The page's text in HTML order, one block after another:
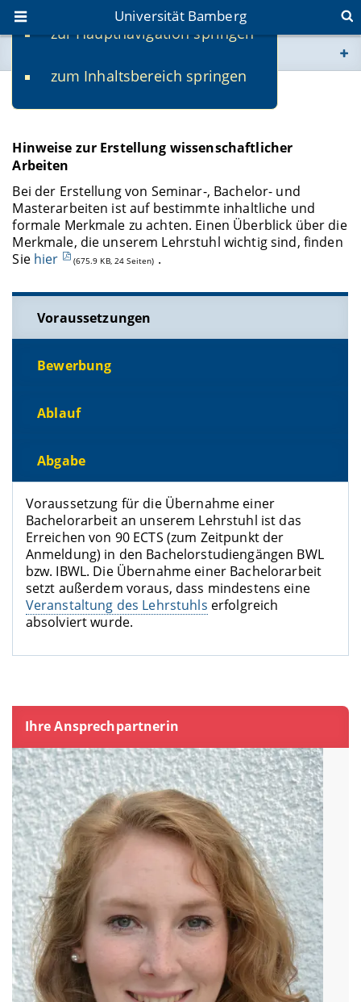
zur Hauptnavigation springen
zum Inhaltsbereich springen
Universität Bamberg
www.uni-bamberg.de
Bachelorarbeiten
Hinweise zur Erstellung wissenschaftlicher
Arbeiten
Bei der Erstellung von Seminar-, Bachelor- und
Masterarbeiten ist auf bestimmte inhaltliche und
formale Merkmale zu achten. Einen Überblick über die
Merkmale, die unserem Lehrstuhl wichtig sind, finden
Sie hier (675.9 KB, 24 Seiten) .
Voraussetzungen
Bewerbung
Ablauf
Abgabe
Voraussetzung für die Übernahme einer
Bachelorarbeit an unserem Lehrstuhl ist das
Erreichen von 90 ECTS (zum Zeitpunkt der
Anmeldung) in den Bachelorstudiengängen BWL
bzw. IBWL. Die Übernahme einer Bachelorarbeit
setzt außerdem voraus, dass mindestens eine
Veranstaltung des Lehrstuhls erfolgreich
absolviert wurde.
Ihre Ansprechpartnerin